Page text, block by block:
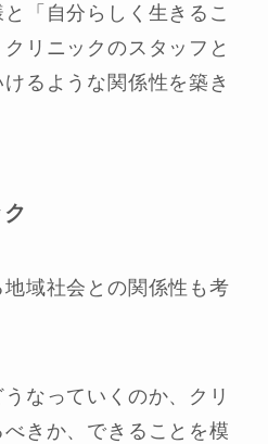
「自分らしく生きるこ
リニックのスタッフと
るような関係性を築き
域社会との関係性も考
なっていくのか、クリ
きか、できることを模